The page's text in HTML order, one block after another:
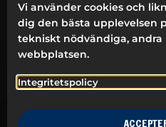
HÅLLBART
Delectum är din
Vi använder cookies och
dig den bästa upplevelsen
tekniskt nödvändiga,
webbplatsen.
Integritetspolicy